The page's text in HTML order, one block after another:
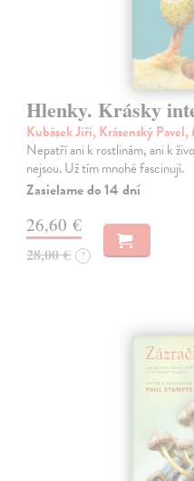
Hlenky. Krásky
Kubásek Jiří, Krásenský
Nepatří ani k rostlinám, ani k
nejsou. Už tím mnohé fascinují.
Zasielame do 14 dní
26,60 €
28,00 € ?